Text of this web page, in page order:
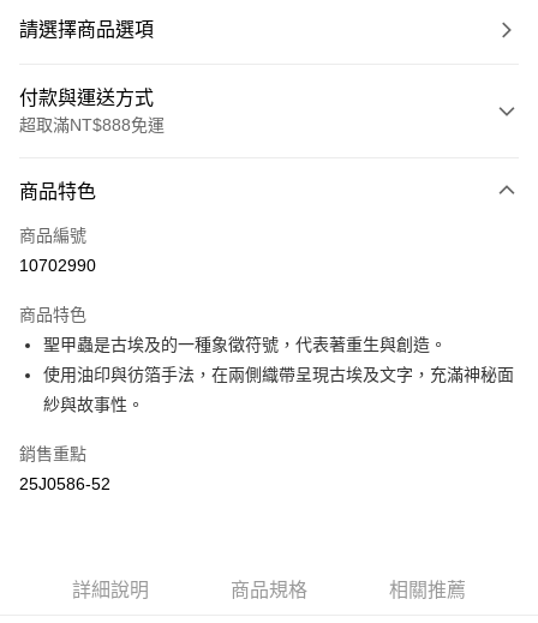
請選擇商品選項
付款與運送方式
超取滿NT$888免運
信用卡一次付款
超商取貨付款
Apple Pay
街口支付
相關說明
商品特色
商品編號
10702990
商品特色
聖甲蟲是古埃及的一種象徵符號，代表著重生與創造。
使用油印與彷箔手法，在兩側織帶呈現古埃及文字，充滿神秘面
紗與故事性。
銷售重點
25J0586-52
詳細說明 商品規格 相關推薦